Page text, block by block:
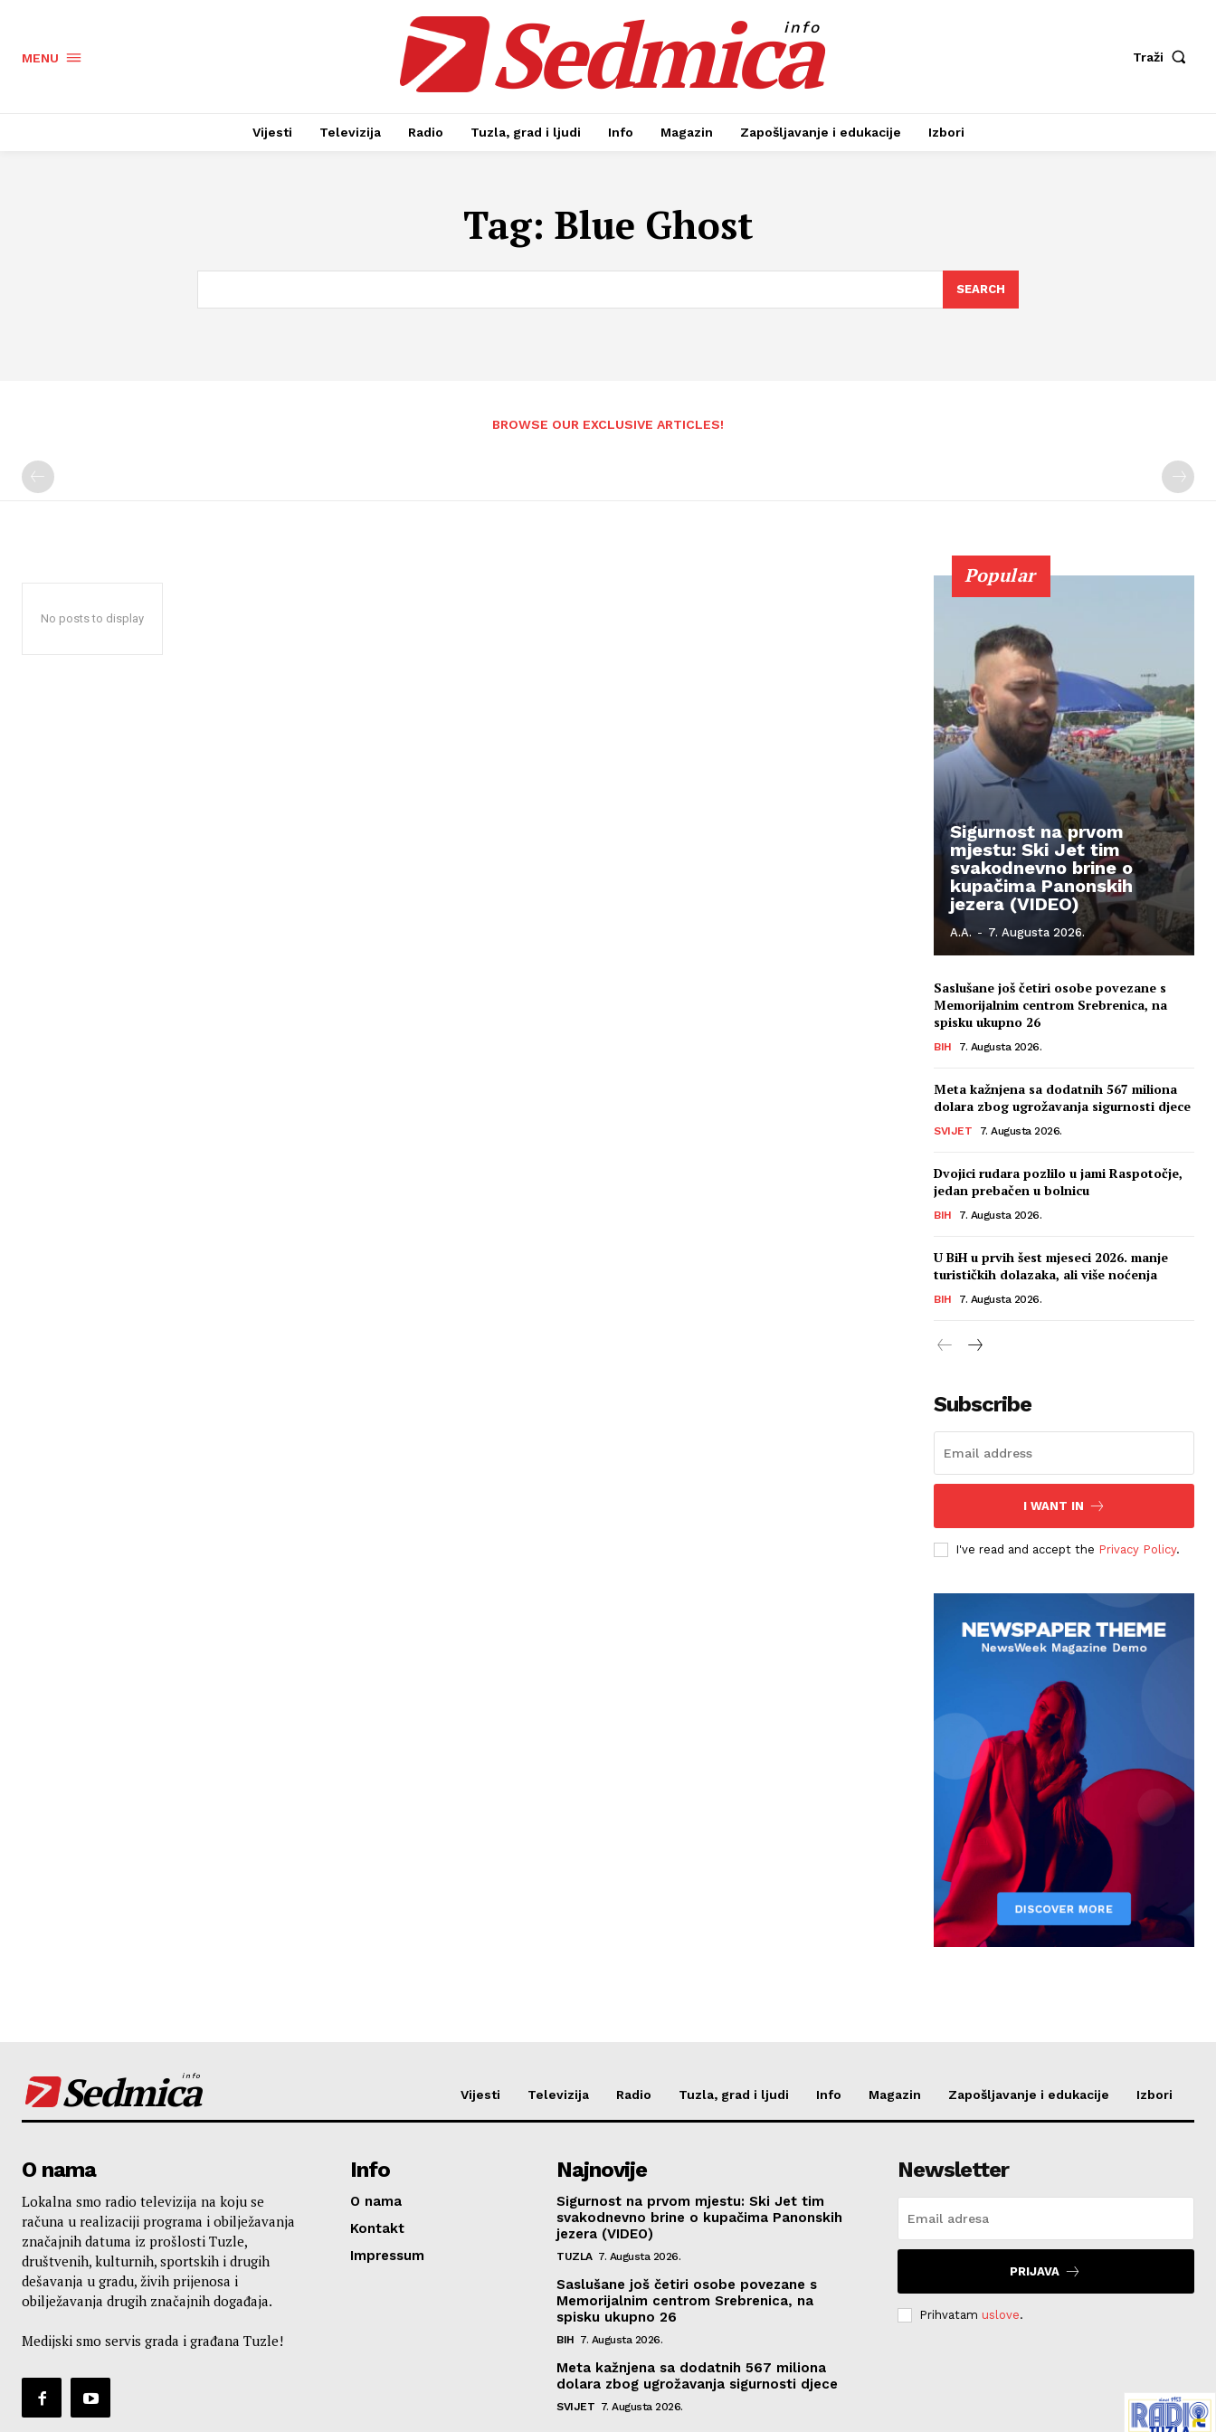
MENU Sedmica
info
Traži
Vijesti Televizija Radio Tuzla, grad i ljudi Info Magazin Zapošljavanje i edukacije Izbori
Tag: Blue Ghost
SEARCH
BROWSE OUR EXCLUSIVE ARTICLES!
No posts to display
Popular
Sigurnost na prvom
mjestu: Ski Jet tim
svakodnevno brine o
kupačima Panonskih
jezera (VIDEO)
A.A. - 7. Augusta 2026.
Saslušane još četiri osobe povezane s
Memorijalnim centrom Srebrenica, na
spisku ukupno 26
BIH 7. Augusta 2026.
Meta kažnjena sa dodatnih 567 miliona
dolara zbog ugrožavanja sigurnosti djece
SVIJET 7. Augusta 2026.
Dvojici rudara pozlilo u jami Raspotočje,
jedan prebačen u bolnicu
BIH 7. Augusta 2026.
U BiH u prvih šest mjeseci 2026. manje
turističkih dolazaka, ali više noćenja
BIH 7. Augusta 2026.
Subscribe
I WANT IN
I've read and accept the Privacy Policy.
Sedmica
info
Vijesti Televizija Radio Tuzla, grad i ljudi Info Magazin Zapošljavanje i edukacije Izbori
O nama
Lokalna smo radio televizija na koju se
računa u realizaciji programa i obilježavanja
značajnih datuma iz prošlosti Tuzle,
društvenih, kulturnih, sportskih i drugih
dešavanja u gradu, živih prijenosa i
obilježavanja drugih značajnih događaja.
Medijski smo servis grada i građana Tuzle!
Info
O nama
Kontakt
Impressum
Najnovije
Sigurnost na prvom mjestu: Ski Jet tim
svakodnevno brine o kupačima Panonskih
jezera (VIDEO)
TUZLA 7. Augusta 2026.
Saslušane još četiri osobe povezane s
Memorijalnim centrom Srebrenica, na
spisku ukupno 26
BIH 7. Augusta 2026.
Meta kažnjena sa dodatnih 567 miliona
dolara zbog ugrožavanja sigurnosti djece
SVIJET 7. Augusta 2026.
Newsletter
PRIJAVA
Prihvatam uslove.